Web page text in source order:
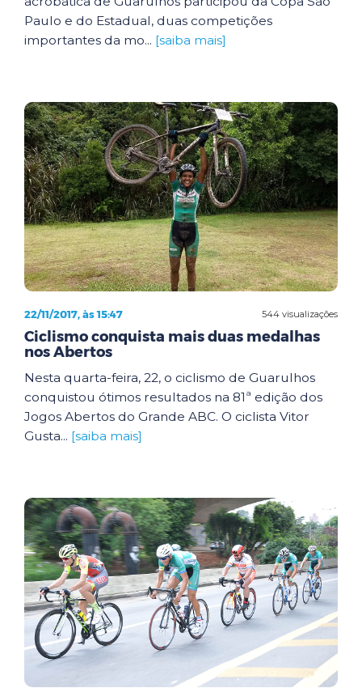
Paulo e do Estadual, duas competições
importantes da mo... [saiba mais]
544 visualizações
22/11/2017, às 15:47
Ciclismo conquista mais duas medalhas
nos Abertos
Nesta quarta-feira, 22, o ciclismo de Guarulhos
conquistou ótimos resultados na 81ª edição dos
Jogos Abertos do Grande ABC. O ciclista Vitor
Gusta... [saiba mais]